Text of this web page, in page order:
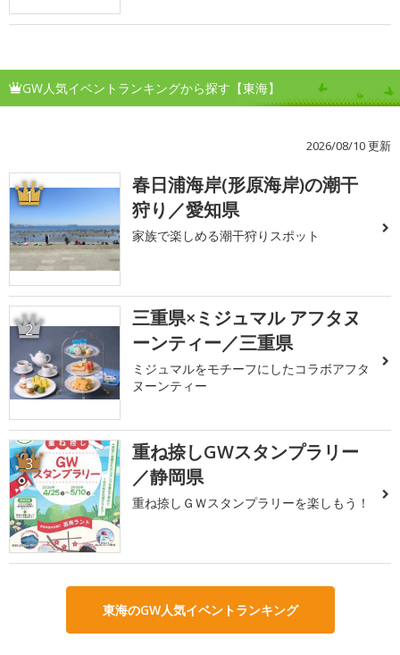
GW人気イベントランキングから探す【東海】
2026/08/10 更新
1
春日浦海岸(形原海岸)の潮干
狩り／愛知県
家族で楽しめる潮干狩りスポット
2
三重県×ミジュマル アフタヌ
ーンティー／三重県
ミジュマルをモチーフにしたコラボアフタ
ヌーンティー
3
重ね捺しGWスタンプラリー
／静岡県
重ね捺しＧＷスタンプラリーを楽しもう！
東海のGW人気イベントランキング